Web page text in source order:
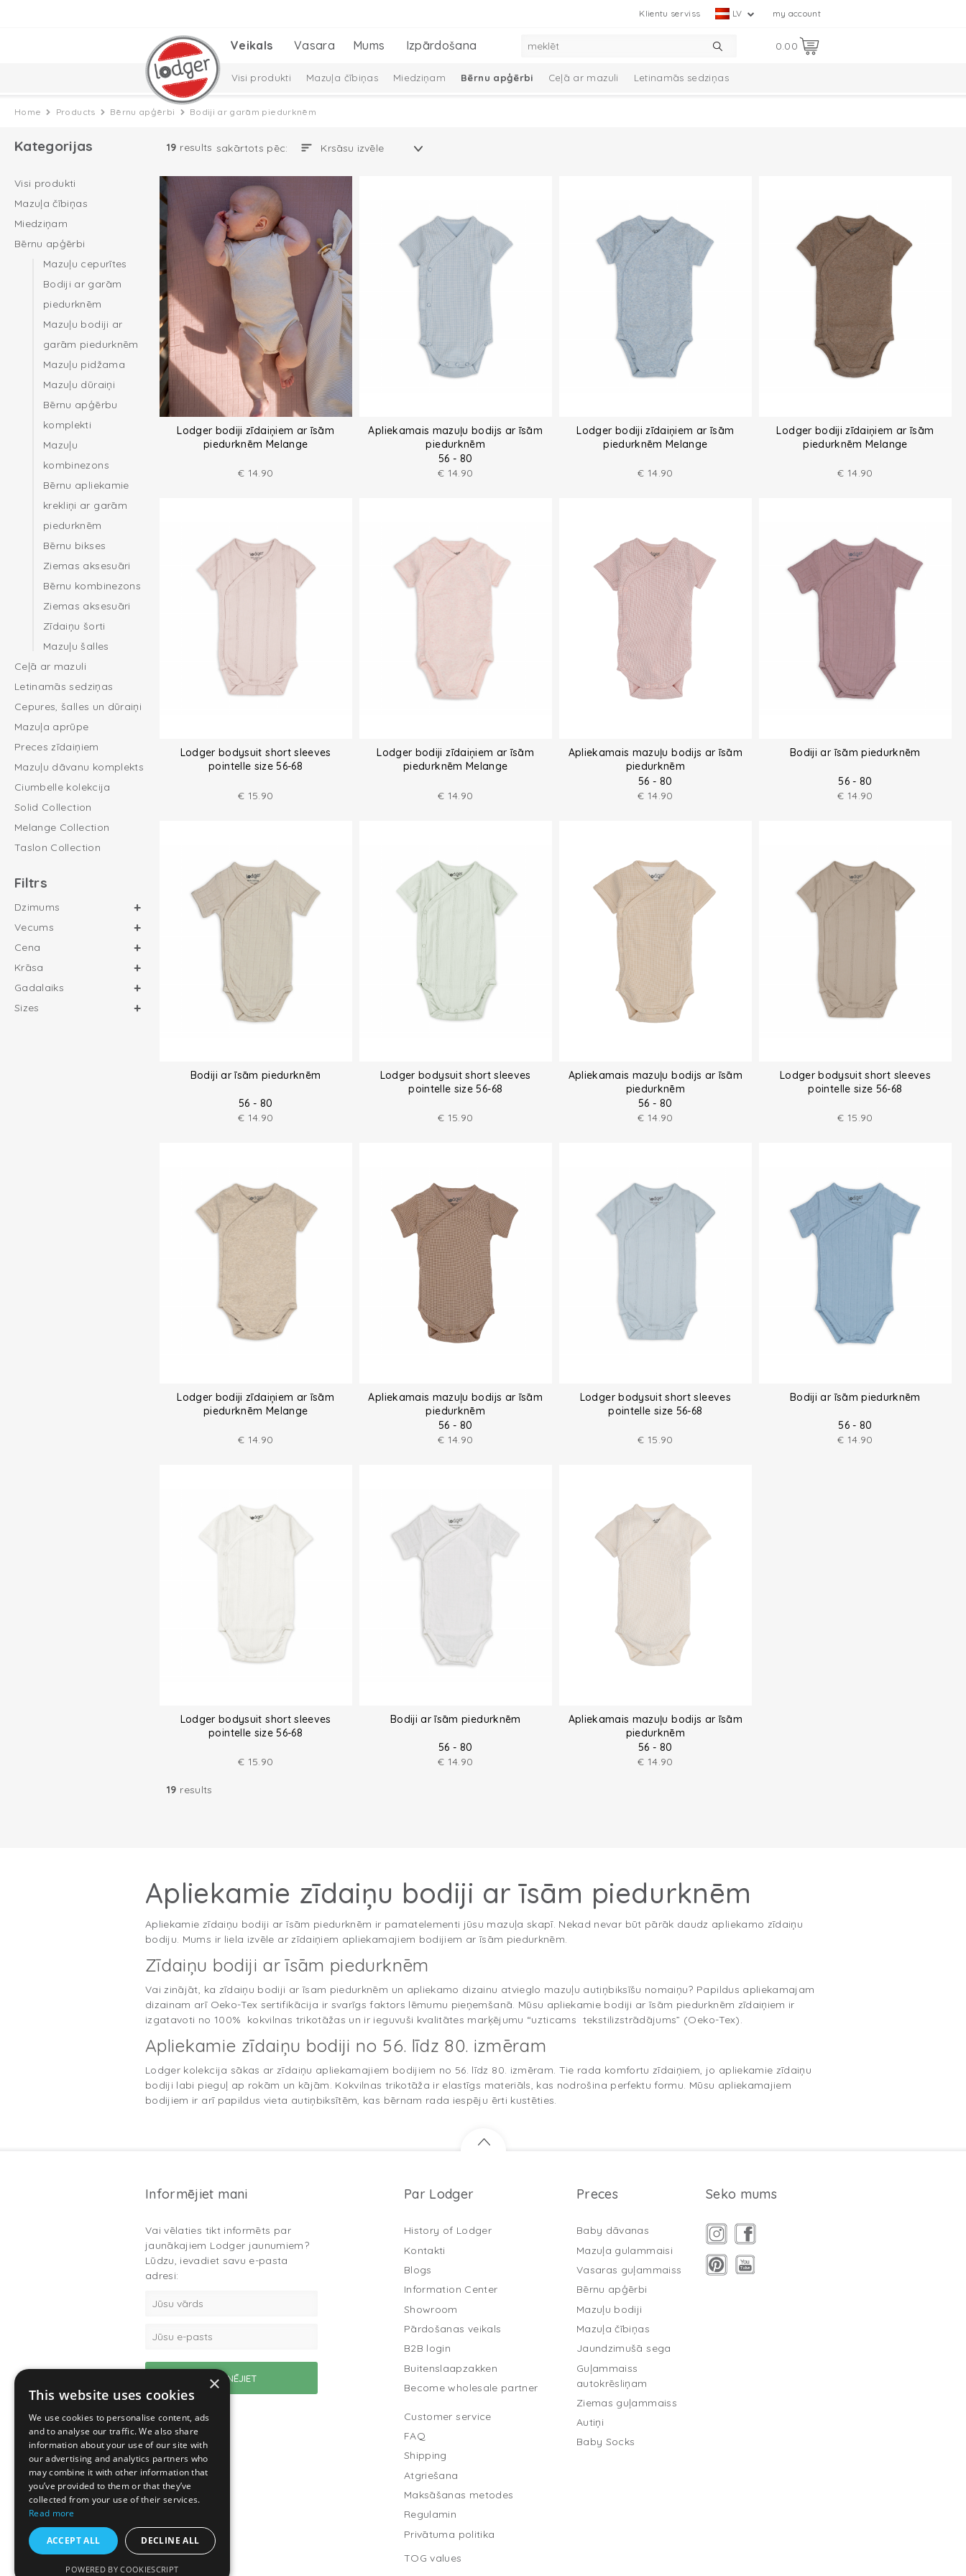
my account
LV
Klientu serviss
0.00
Veikals Vasara Mums Izpārdošana
Visi produkti Mazuļa čībiņas Miedziņam Bērnu apģērbi Ceļā ar mazuli Letinamās sedziņas
Cepures, šalles un dūraiņi
Home Products Bērnu apģērbi Bodiji ar garām piedurknēm
Kategorijas
Visi produkti
Mazuļa čībiņas
Miedziņam
Bērnu apģērbi
Mazuļu cepurītes
Bodiji ar garām
piedurknēm
Mazuļu bodiji ar
garām piedurknēm
Mazuļu pidžama
Mazuļu dūraiņi
Bērnu apģērbu
komplekti
Mazuļu
kombinezons
Bērnu apliekamie
krekliņi ar garām
piedurknēm
Bērnu bikses
Ziemas aksesuāri
Bērnu kombinezons
Ziemas aksesuāri
Zīdaiņu šorti
Mazuļu šalles
Ceļā ar mazuli
Letinamās sedziņas
Cepures, šalles un dūraiņi
Mazuļa aprūpe
Preces zīdaiņiem
Mazuļu dāvanu komplekts
Ciumbelle kolekcija
Solid Collection
Melange Collection
Taslon Collection
Filtrs
Dzimums
Vecums
Cena
Krāsa
Gadalaiks
Sizes
19 results sakārtots pēc:
Lodger bodiji zīdaiņiem ar īsām
piedurknēm Melange
€ 14.90
Apliekamais mazuļu bodijs ar īsām
piedurknēm
56 - 80
€ 14.90
Lodger bodiji zīdaiņiem ar īsām
piedurknēm Melange
€ 14.90
Lodger bodiji zīdaiņiem ar īsām
piedurknēm Melange
€ 14.90
Lodger bodysuit short sleeves
pointelle size 56-68
€ 15.90
Lodger bodiji zīdaiņiem ar īsām
piedurknēm Melange
€ 14.90
Apliekamais mazuļu bodijs ar īsām
piedurknēm
56 - 80
€ 14.90
Bodiji ar īsām piedurknēm
56 - 80
€ 14.90
Bodiji ar īsām piedurknēm
56 - 80
€ 14.90
Lodger bodysuit short sleeves
pointelle size 56-68
€ 15.90
Apliekamais mazuļu bodijs ar īsām
piedurknēm
56 - 80
€ 14.90
Lodger bodysuit short sleeves
pointelle size 56-68
€ 15.90
Lodger bodiji zīdaiņiem ar īsām
piedurknēm Melange
€ 14.90
Apliekamais mazuļu bodijs ar īsām
piedurknēm
56 - 80
€ 14.90
Lodger bodysuit short sleeves
pointelle size 56-68
€ 15.90
Bodiji ar īsām piedurknēm
56 - 80
€ 14.90
Lodger bodysuit short sleeves
pointelle size 56-68
€ 15.90
Bodiji ar īsām piedurknēm
56 - 80
€ 14.90
Apliekamais mazuļu bodijs ar īsām
piedurknēm
56 - 80
€ 14.90
19 results
Apliekamie zīdaiņu bodiji ar īsām piedurknēm
Apliekamie zīdaiņu bodiji ar īsām piedurknēm ir pamatelementi jūsu mazuļa skapī. Nekad nevar būt pārāk daudz apliekamo zīdaiņu
bodiju. Mums ir liela izvēle ar zīdaiņiem apliekamajiem bodijiem ar īsām piedurknēm.
Zīdaiņu bodiji ar īsām piedurknēm
Vai zinājāt, ka zīdaiņu bodiji ar īsam piedurknēm un apliekamo dizainu atvieglo mazuļu autiņbiksīšu nomaiņu? Papildus apliekamajam
dizainam arī Oeko-Tex sertifikācija ir svarīgs faktors lēmumu pieņemšanā. Mūsu apliekamie bodiji ar īsām piedurknēm zīdaiņiem ir
izgatavoti no 100% kokvilnas trikotāžas un ir ieguvuši kvalitātes marķējumu “uzticams tekstilizstrādājums” (Oeko-Tex).
Apliekamie zīdaiņu bodiji no 56. līdz 80. izmēram
Lodger kolekcija sākas ar zīdaiņu apliekamajiem bodijiem no 56. līdz 80. izmēram. Tie rada komfortu zīdaiņiem, jo apliekamie zīdaiņu
bodiji labi pieguļ ap rokām un kājām. Kokvilnas trikotāža ir elastīgs materiāls, kas nodrošina perfektu formu. Mūsu apliekamajiem
bodijiem ir arī papildus vieta autiņbiksītēm, kas bērnam rada iespēju ērti kustēties.
Informējiet mani
Vai vēlaties tikt informēts par
jaunākajiem Lodger jaunumiem?
Lūdzu, ievadiet savu e-pasta
adresi:
Par Lodger
History of Lodger
Kontakti
Blogs
Information Center
Showroom
Pārdošanas veikals
B2B login
Buitenslaapzakken
Become wholesale partner
Customer service
FAQ
Shipping
Atgriešana
Maksāšanas metodes
Regulamin
Privātuma politika
TOG values
Preces
Baby dāvanas
Mazuļa gulammaisi
Vasaras guļammaiss
Bērnu apģērbi
Mazuļu bodiji
Mazuļa čībiņas
Jaundzimušā sega
Guļammaiss
autokrēsliņam
Ziemas guļammaiss
Autiņi
Baby Socks
Seko mums
×
This website uses cookies
We use cookies to personalise content, ads
and to analyse our traffic. We also share
information about your use of our site with
our advertising and analytics partners who
may combine it with other information that
you’ve provided to them or that they’ve
collected from your use of their services.
Read more
ACCEPT ALL DECLINE ALL
POWERED BY COOKIESCRIPT